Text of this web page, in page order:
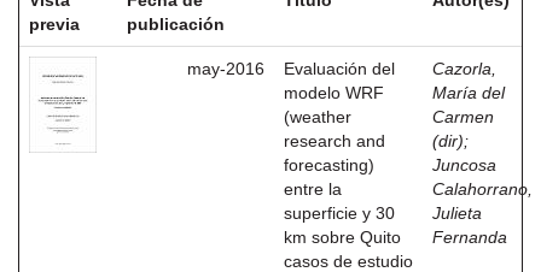
previa
publicación
may-2016
Evaluación del
modelo WRF
(weather
research and
forecasting)
entre la
superficie y 30
km sobre Quito
casos de estudio
Cazorla,
María del
Carmen
(dir);
Juncosa
Calahorrano,
Julieta
Fernanda